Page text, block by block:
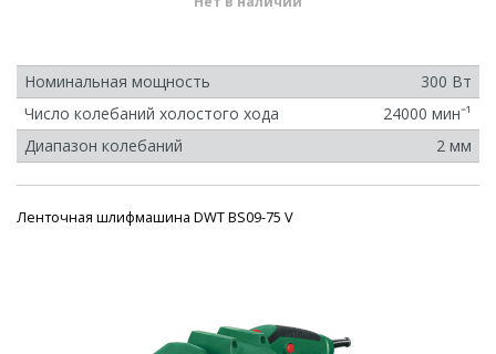
Номинальная мощность
300 Вт
Число колебаний холостого хода
24000 минˉ¹
Диапазон колебаний
2 мм
Ленточная шлифмашина DWT BS09-75 V